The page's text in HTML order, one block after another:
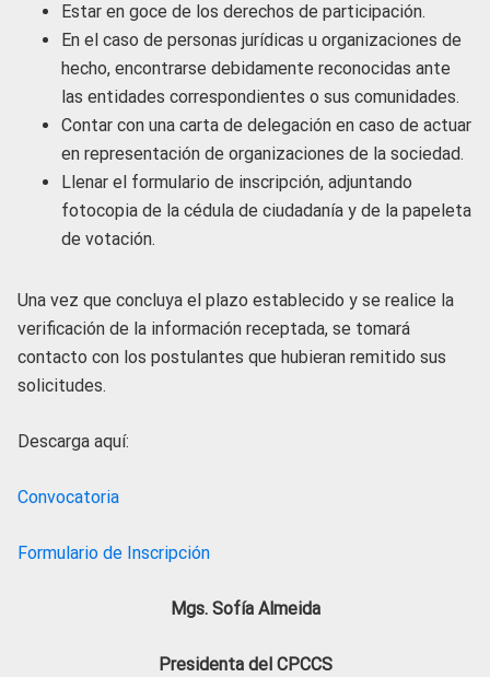
Estar en goce de los derechos de participación.
En el caso de personas jurídicas u organizaciones de
hecho, encontrarse debidamente reconocidas ante
las entidades correspondientes o sus comunidades.
Contar con una carta de delegación en caso de actuar
en representación de organizaciones de la sociedad.
Llenar el formulario de inscripción, adjuntando
fotocopia de la cédula de ciudadanía y de la papeleta
de votación.
Una vez que concluya el plazo establecido y se realice la
verificación de la información receptada, se tomará
contacto con los postulantes que hubieran remitido sus
solicitudes.
Descarga aquí:
Convocatoria
Formulario de Inscripción
Mgs. Sofía Almeida
Presidenta del CPCCS